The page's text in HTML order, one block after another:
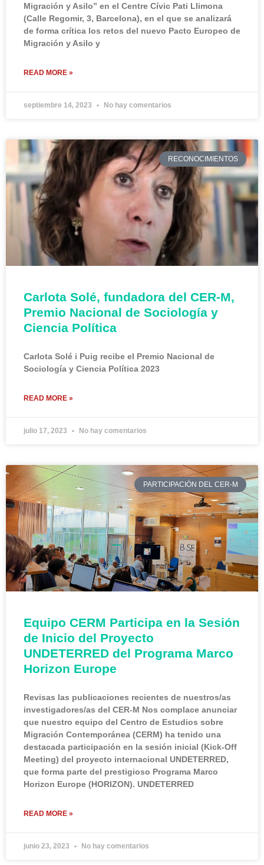
Migración y Asilo” en el Centre Cívic Pati Llimona
(Calle Regomir, 3, Barcelona), en el que se analizará
de forma crítica los retos del nuevo Pacto Europeo de
Migración y Asilo y
READ MORE »
septiembre 14, 2023 No hay comentarios
RECONOCIMIENTOS
Carlota Solé, fundadora del CER-M,
Premio Nacional de Sociología y
Ciencia Política
Carlota Solé i Puig recibe el Premio Nacional de
Sociología y Ciencia Política 2023
READ MORE »
julio 17, 2023 No hay comentarios
PARTICIPACIÓN DEL CER-M
Equipo CERM Participa en la Sesión
de Inicio del Proyecto
UNDETERRED del Programa Marco
Horizon Europe
Revisas las publicaciones recientes de nuestros/as
investigadores/as del CER-M Nos complace anunciar
que nuestro equipo del Centro de Estudios sobre
Migración Contemporánea (CERM) ha tenido una
destacada participación en la sesión inicial (Kick-Off
Meeting) del proyecto internacional UNDETERRED,
que forma parte del prestigioso Programa Marco
Horizon Europe (HORIZON). UNDETERRED
READ MORE »
junio 23, 2023 No hay comentarios